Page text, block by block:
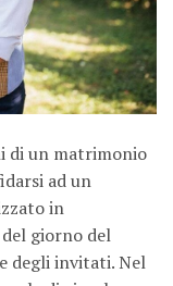
di un matrimonio
ad un
in
giorno del
degli invitati. Nel